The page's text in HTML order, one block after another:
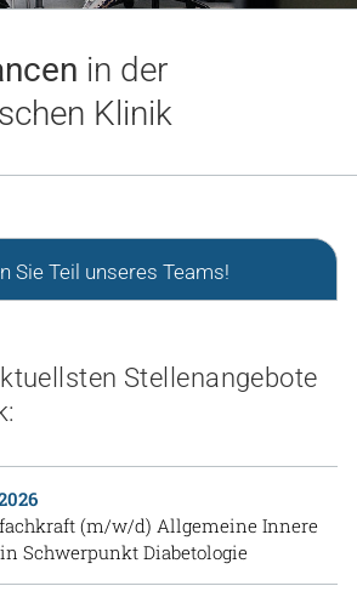
Notaufnahme
in der
Klinik
Sie Teil unseres Teams!
Stellenangebote
(m/w/d) Allgemeine Innere
Schwerpunkt Diabetologie